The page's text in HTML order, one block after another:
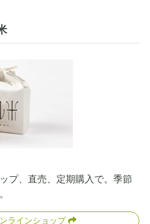
プ、直売、定期購入で。季節
ラインショップ